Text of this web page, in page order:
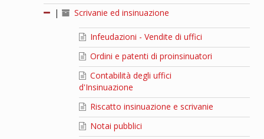
|
Scrivanie ed insinuazione
Infeudazioni - Vendite di uffici
Ordini e patenti di proinsinuatori
Contabilità degli uffici
d'Insinuazione
Riscatto insinuazione e scrivanie
Notai pubblici